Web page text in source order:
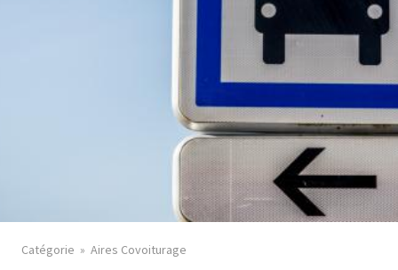
Catégorie Aires Covoiturage